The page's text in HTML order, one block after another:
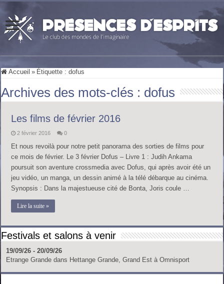
Accueil » Étiquette :dofus
Archives des mots-clés : dofus
Les films de février 2016
2 février 2016 0
Et nous revoilà pour notre petit panorama des sorties de films pour
ce mois de février. Le 3 février Dofus – Livre 1 : Judih Ankama
poursuit son aventure crossmedia avec Dofus, qui après avoir été un
jeu vidéo, un manga, un dessin animé à la télé débarque au cinéma.
Synopsis : Dans la majestueuse cité de Bonta, Joris coule …
Lire la suite »
Festivals et salons à venir
19/09/26 - 20/09/26
Etrange Grande dans Hettange Grande, Grand Est à Omnisport